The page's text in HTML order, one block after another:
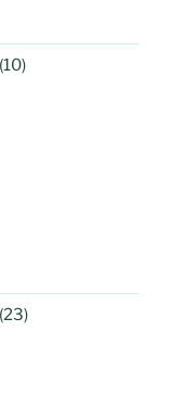
(10)
(23)